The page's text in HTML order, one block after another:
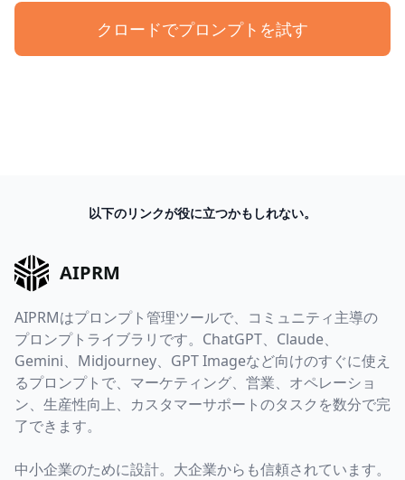
クロードでプロンプトを試す
以下のリンクが役に立つかもしれない。
AIPRM
AIPRMはプロンプト管理ツールで、コミュニティ主導の
プロンプトライブラリです。ChatGPT、Claude、
Gemini、Midjourney、GPT Imageなど向けのすぐに使え
るプロンプトで、マーケティング、営業、オペレーショ
ン、生産性向上、カスタマーサポートのタスクを数分で完
了できます。
中小企業のために設計。大企業からも信頼されています。